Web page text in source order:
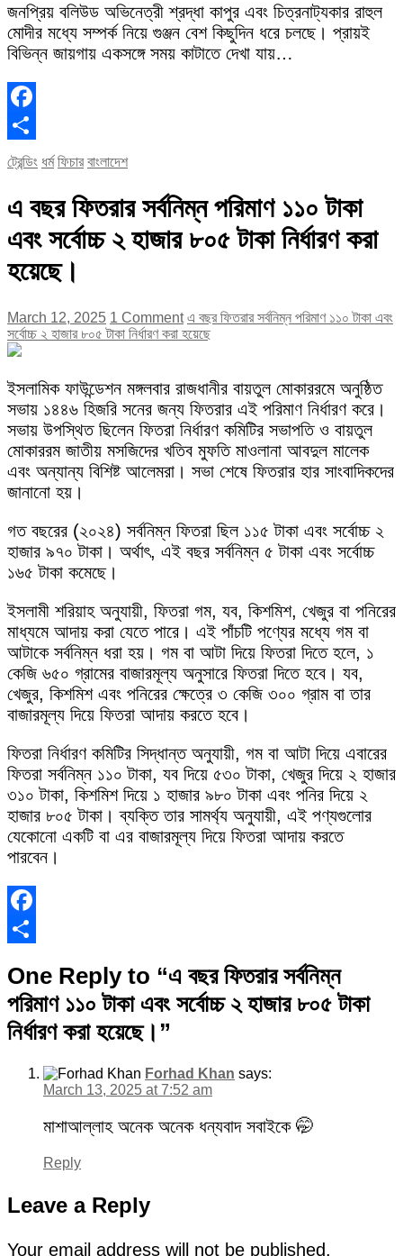
জনপ্রিয় বলিউড অভিনেত্রী শ্রদ্ধা কাপুর এবং চিত্রনাট্যকার রাহুল
মোদীর মধ্যে সম্পর্ক নিয়ে গুঞ্জন বেশ কিছুদিন ধরে চলছে। প্রায়ই
বিভিন্ন জায়গায় একসঙ্গে সময় কাটাতে দেখা যায়…
Facebook
Share
ট্রেন্ডিং ধর্ম ফিচার বাংলাদেশ
এ বছর ফিতরার সর্বনিম্ন পরিমাণ ১১০ টাকা
এবং সর্বোচ্চ ২ হাজার ৮০৫ টাকা নির্ধারণ করা
হয়েছে।
March 12, 2025 1 Comment এ বছর ফিতরার সর্বনিম্ন পরিমাণ ১১০ টাকা এবং
সর্বোচ্চ ২ হাজার ৮০৫ টাকা নির্ধারণ করা হয়েছে
ইসলামিক ফাউন্ডেশন মঙ্গলবার রাজধানীর বায়তুল মোকাররমে অনুষ্ঠিত
সভায় ১৪৪৬ হিজরি সনের জন্য ফিতরার এই পরিমাণ নির্ধারণ করে।
সভায় উপস্থিত ছিলেন ফিতরা নির্ধারণ কমিটির সভাপতি ও বায়তুল
মোকাররম জাতীয় মসজিদের খতিব মুফতি মাওলানা আবদুল মালেক
এবং অন্যান্য বিশিষ্ট আলেমরা। সভা শেষে ফিতরার হার সাংবাদিকদের
জানানো হয়।
গত বছরের (২০২৪) সর্বনিম্ন ফিতরা ছিল ১১৫ টাকা এবং সর্বোচ্চ ২
হাজার ৯৭০ টাকা। অর্থাৎ, এই বছর সর্বনিম্ন ৫ টাকা এবং সর্বোচ্চ
১৬৫ টাকা কমেছে।
ইসলামী শরিয়াহ অনুযায়ী, ফিতরা গম, যব, কিশমিশ, খেজুর বা পনিরের
মাধ্যমে আদায় করা যেতে পারে। এই পাঁচটি পণ্যের মধ্যে গম বা
আটাকে সর্বনিম্ন ধরা হয়। গম বা আটা দিয়ে ফিতরা দিতে হলে, ১
কেজি ৬৫০ গ্রামের বাজারমূল্য অনুসারে ফিতরা দিতে হবে। যব,
খেজুর, কিশমিশ এবং পনিরের ক্ষেত্রে ৩ কেজি ৩০০ গ্রাম বা তার
বাজারমূল্য দিয়ে ফিতরা আদায় করতে হবে।
ফিতরা নির্ধারণ কমিটির সিদ্ধান্ত অনুযায়ী, গম বা আটা দিয়ে এবারের
ফিতরা সর্বনিম্ন ১১০ টাকা, যব দিয়ে ৫৩০ টাকা, খেজুর দিয়ে ২ হাজার
৩১০ টাকা, কিশমিশ দিয়ে ১ হাজার ৯৮০ টাকা এবং পনির দিয়ে ২
হাজার ৮০৫ টাকা। ব্যক্তি তার সামর্থ্য অনুযায়ী, এই পণ্যগুলোর
যেকোনো একটি বা এর বাজারমূল্য দিয়ে ফিতরা আদায় করতে
পারবেন।
Facebook
One Reply to “এ বছর ফিতরার সর্বনিম্ন
পরিমাণ ১১০ টাকা এবং সর্বোচ্চ ২ হাজার ৮০৫ টাকা
নির্ধারণ করা হয়েছে।”
Forhad Khan says:
March 13, 2025 at 7:52 am
মাশাআল্লাহ অনেক অনেক ধন্যবাদ সবাইকে 🤭
Reply
Leave a Reply
Your email address will not be published.